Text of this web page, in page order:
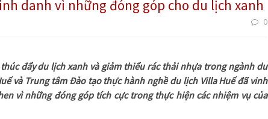
danh vì những đóng góp cho du lịch xanh
0
đẩy du lịch xanh và giảm thiểu rác thải nhựa trong ngành du
và Trung tâm Đào tạo thực hành nghề du lịch Villa Huế đã vinh
vì những đóng góp tích cực trong thực hiện các nhiệm vụ của